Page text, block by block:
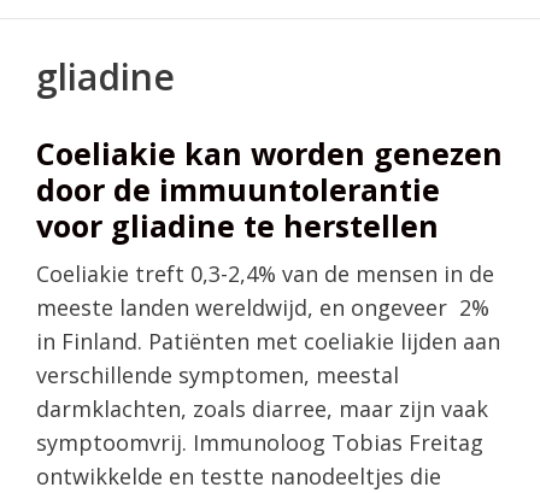
gliadine
Coeliakie kan worden genezen
door de immuuntolerantie
voor gliadine te herstellen
Coeliakie treft 0,3-2,4% van de mensen in de
meeste landen wereldwijd, en ongeveer 2%
in Finland. Patiënten met coeliakie lijden aan
verschillende symptomen, meestal
darmklachten, zoals diarree, maar zijn vaak
symptoomvrij. Immunoloog Tobias Freitag
ontwikkelde en testte nanodeeltjes die